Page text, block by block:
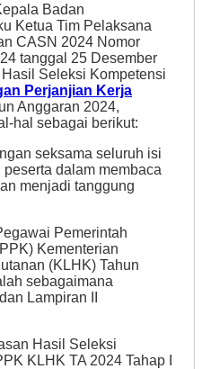
Badan
Ketua Tim Pelaksana
CASN 2024 Nomor
tanggal 25 Desember
Seleksi Kompetensi
Perjanjian Kerja
Anggaran 2024,
hal sebagai berikut:
seksama seluruh isi
dalam membaca
menjadi tanggung
Pemerintah
Kementerian
(KLHK) Tahun
sebagaimana
Lampiran II
Hasil Seleksi
KLHK TA 2024 Tahap I